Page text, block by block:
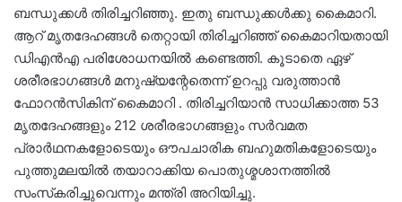
ബന്ധുക്കള്‍ തിരിച്ചറിഞ്ഞു. ഇതു ബന്ധുക്കള്‍ക്കു കൈമാറി.
ആറ് മൃതദേഹങ്ങള്‍ തെറ്റായി തിരിച്ചറിഞ്ഞ് കൈമാറിയതായി
ഡിഎന്‍എ പരിശോധനയില്‍ കണ്ടെത്തി. കൂടാതെ ഏഴ്
ശരീരഭാഗങ്ങള്‍ മനുഷ്യന്റേതെന്ന് ഉറപ്പു വരുത്താന്‍
ഫോറന്‍സികിന് കൈമാറി . തിരിച്ചറിയാന്‍ സാധിക്കാത്ത 53
മൃതദേഹങ്ങളും 212 ശരീരഭാഗങ്ങളും സർവമത
പ്രാർഥനകളോടെയും ഔപചാരിക ബഹുമതികളോടെയും
പുത്തുമലയില്‍ തയാറാക്കിയ പൊതുശ്മശാനത്തില്‍
സംസ്‌കരിച്ചുവെന്നും മന്ത്രി അറിയിച്ചു.